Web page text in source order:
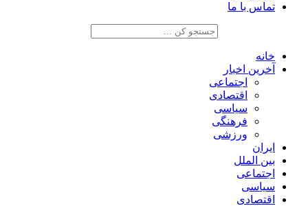
تماس با ما
خانه
آخرین اخبار
اجتماعی
اقتصادی
سیاسی
فرهنگی
ورزشی
ایران
بین الملل
اجتماعی
سیاسی
اقتصادی